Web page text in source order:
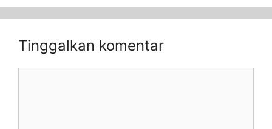
Tinggalkan komentar